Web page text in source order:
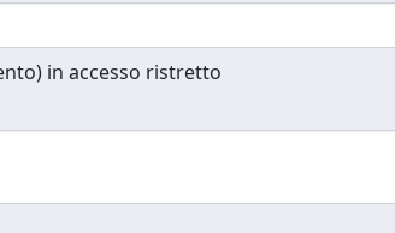
in accesso ristretto